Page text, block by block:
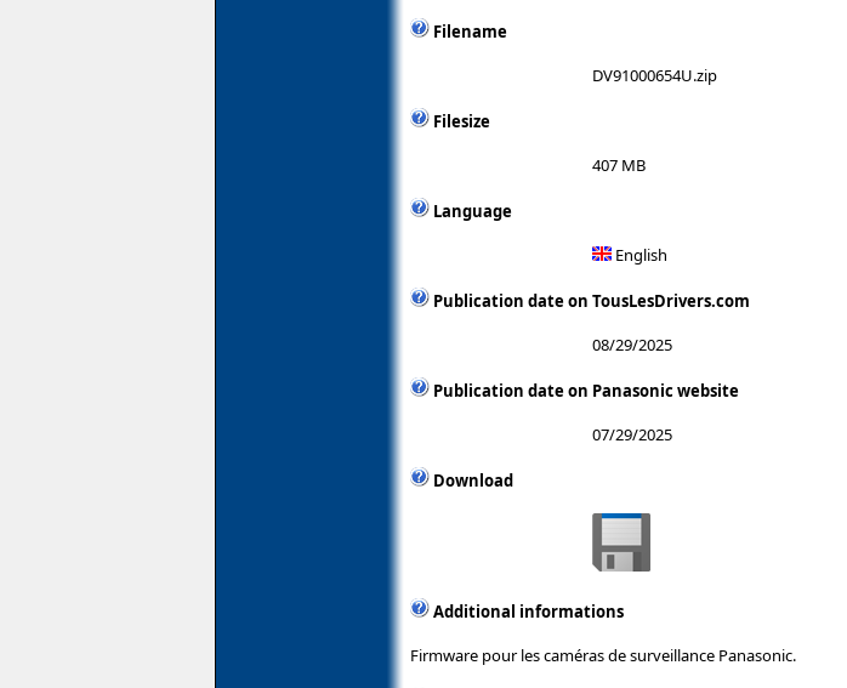
Filename
DV91000654U.zip
Filesize
407 MB
Language
English
Publication date on TousLesDrivers.com
08/29/2025
Publication date on Panasonic website
07/29/2025
Download
Additional informations
Firmware pour les caméras de surveillance Panasonic.